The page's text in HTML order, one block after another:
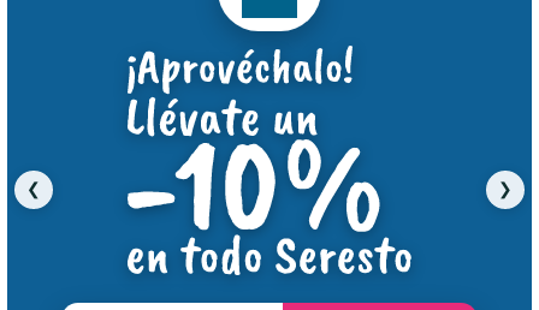
❮ ❯